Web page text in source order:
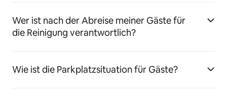
Wer ist nach der Abreise meiner Gäste für
die Reinigung verantwortlich?
Wie ist die Parkplatzsituation für Gäste?